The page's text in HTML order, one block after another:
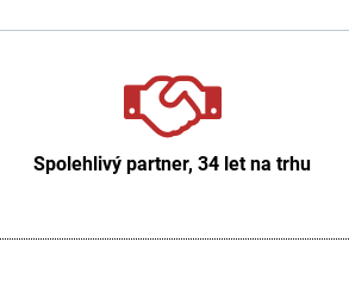
Spolehlivý partner, 34 let na trhu